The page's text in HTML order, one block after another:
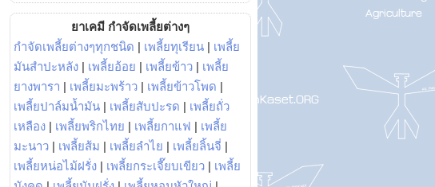
ยาเคมี กำจัดเพลี้ยต่างๆ
กำจัดเพลี้ยต่างๆทุกชนิด | เพลี้ยทุเรียน | เพลี้ย
มันสำปะหลัง | เพลี้ยอ้อย | เพลี้ยข้าว | เพลี้ย
ยางพารา | เพลี้ยมะพร้าว | เพลี้ยข้าวโพด |
เพลี้ยปาล์มน้ำมัน | เพลี้ยสับปะรด | เพลี้ยถั่ว
เหลือง | เพลี้ยพริกไทย | เพลี้ยกาแฟ | เพลี้ย
มะนาว | เพลี้ยส้ม | เพลี้ยลำไย | เพลี้ยลิ้นจี่ |
เพลี้ยหน่อไม้ฝรั่ง | เพลี้ยกระเจี๊ยบเขียว | เพลี้ย